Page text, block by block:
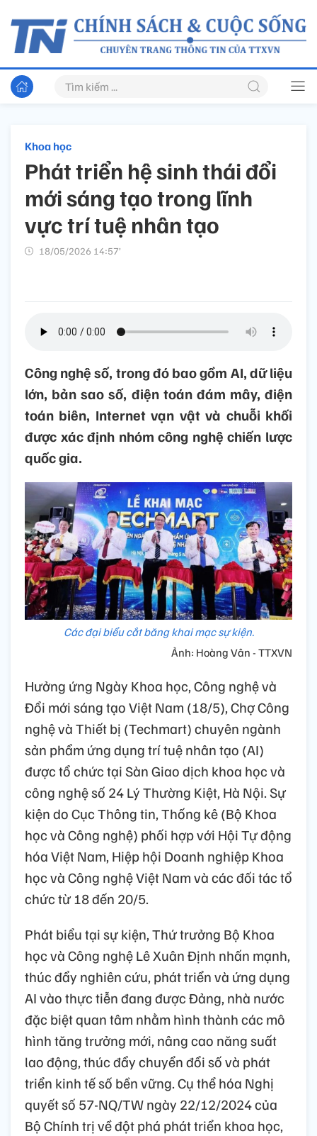
Khoa học
Phát triển hệ sinh thái đổi
mới sáng tạo trong lĩnh
vực trí tuệ nhân tạo
18/05/2026 14:57’
Công nghệ số, trong đó bao gồm AI, dữ liệu
lớn, bản sao số, điện toán đám mây, điện
toán biên, Internet vạn vật và chuỗi khối
được xác định nhóm công nghệ chiến lược
quốc gia.
Các đại biểu cắt băng khai mạc sự kiện.
Ảnh: Hoàng Vân - TTXVN
Hưởng ứng Ngày Khoa học, Công nghệ và
Đổi mới sáng tạo Việt Nam (18/5), Chợ Công
nghệ và Thiết bị (Techmart) chuyên ngành
sản phẩm ứng dụng trí tuệ nhân tạo (AI)
được tổ chức tại Sàn Giao dịch khoa học và
công nghệ số 24 Lý Thường Kiệt, Hà Nội. Sự
kiện do Cục Thông tin, Thống kê (Bộ Khoa
học và Công nghệ) phối hợp với Hội Tự động
hóa Việt Nam, Hiệp hội Doanh nghiệp Khoa
học và Công nghệ Việt Nam và các đối tác tổ
chức từ 18 đến 20/5.
Phát biểu tại sự kiện, Thứ trưởng Bộ Khoa
học và Công nghệ Lê Xuân Định nhấn mạnh,
thúc đẩy nghiên cứu, phát triển và ứng dụng
AI vào thực tiễn đang được Đảng, nhà nước
đặc biệt quan tâm nhằm hình thành các mô
hình tăng trưởng mới, nâng cao năng suất
lao động, thúc đẩy chuyển đổi số và phát
triển kinh tế số bền vững. Cụ thể hóa Nghị
quyết số 57-NQ/TW ngày 22/12/2024 của
Bộ Chính trị về đột phá phát triển khoa học,